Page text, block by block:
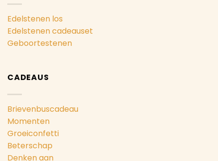
Edelstenen los
Edelstenen cadeauset
Geboortestenen
CADEAUS
Brievenbuscadeau
Momenten
Groeiconfetti
Beterschap
Denken aan